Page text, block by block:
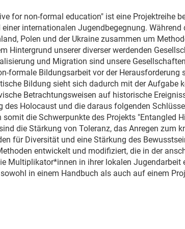
for non-formal education" ist eine Projektreihe
internationalen Jugendbegegnung.
Polen und der Ukraine zusammen um
Hintergrund unserer diverser werdenden
und Migration sind unsere
formale Bildungsarbeit vor der Herausforderung
Bildung sieht sich dadurch mit der Aufgabe
Betrachtungsweisen auf historische
des Holocaust und die daraus folgenden
die Schwerpunkte des Projekts "Entangled
die Stärkung von Toleranz, das Anregen zum
für Diversität und eine Stärkung des
entwickelt und modifiziert, die in der
Multiplikator*innen in ihrer lokalen Jugendarbeit
in einem Handbuch als auch auf einem